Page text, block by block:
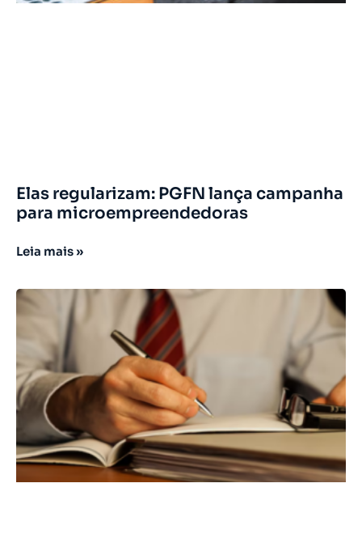
Elas regularizam: PGFN lança campanha
para microempreendedoras
Leia mais »